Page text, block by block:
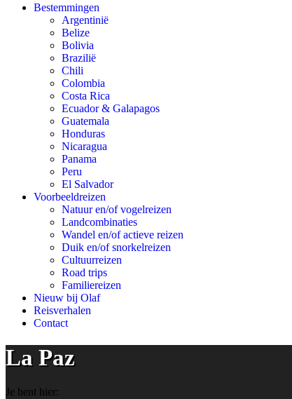
Bestemmingen
Argentinië
Belize
Bolivia
Brazilië
Chili
Colombia
Costa Rica
Ecuador & Galapagos
Guatemala
Honduras
Nicaragua
Panama
Peru
El Salvador
Voorbeeldreizen
Natuur en/of vogelreizen
Landcombinaties
Wandel en/of actieve reizen
Duik en/of snorkelreizen
Cultuurreizen
Road trips
Familiereizen
Nieuw bij Olaf
Reisverhalen
Contact
La Paz
Je bent hier: